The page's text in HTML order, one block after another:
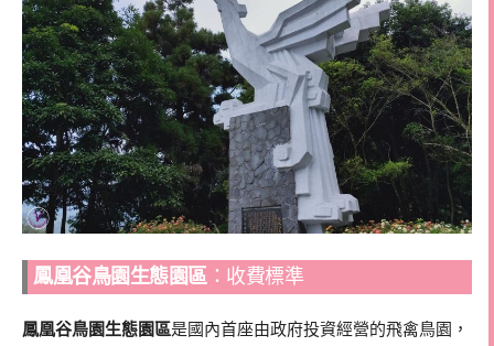
鳳凰谷鳥園生態園區：收費標準
鳳凰谷鳥園生態園區是國內首座由政府投資經營的飛禽鳥園，